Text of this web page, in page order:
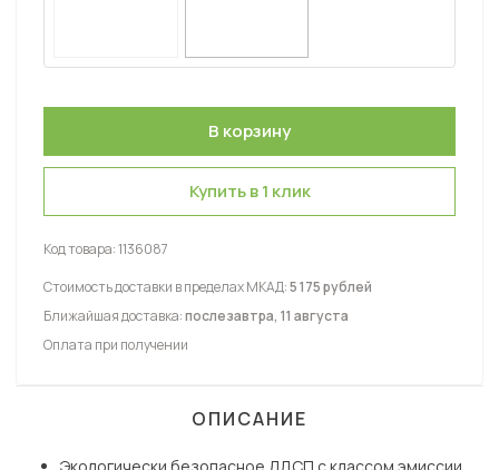
Купить в 1 клик
Код товара:1136087
Стоимость доставки в пределах МКАД:5 175 рублей
Ближайшая доставка:послезавтра, 11 августа
Оплата при получении
ОПИСАНИЕ